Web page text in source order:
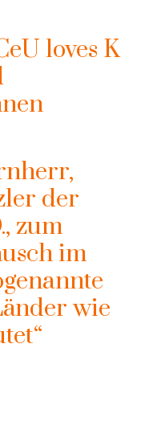
loves K
der
zum
im
wie